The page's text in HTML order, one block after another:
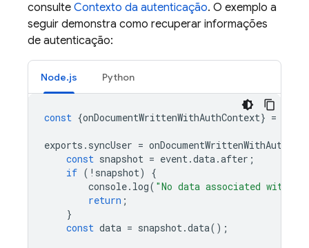
consulte Contexto da autenticação. O exemplo a
seguir demonstra como recuperar informações
de autenticação:
Node.js Python
const {onDocumentWrittenWithAuthContext} =
exports . syncUser =
const snapshot = event.data.after ;
if ( ! snapshot)
{
console. log( "No data associated with
return ;
}
const data = snapshot.data();